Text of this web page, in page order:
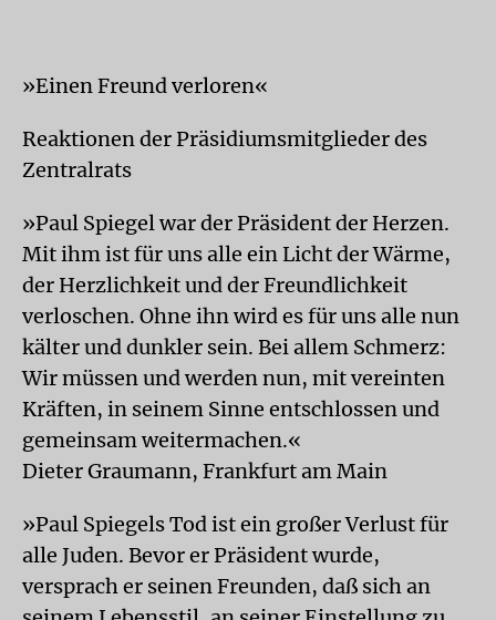
»Einen Freund verloren«
Reaktionen der Präsidiumsmitglieder des
Zentralrats
»Paul Spiegel war der Präsident der Herzen.
Mit ihm ist für uns alle ein Licht der Wärme,
der Herzlichkeit und der Freundlichkeit
verloschen. Ohne ihn wird es für uns alle nun
kälter und dunkler sein. Bei allem Schmerz:
Wir müssen und werden nun, mit vereinten
Kräften, in seinem Sinne entschlossen und
gemeinsam weitermachen.«
Dieter Graumann, Frankfurt am Main
»Paul Spiegels Tod ist ein großer Verlust für
alle Juden. Bevor er Präsident wurde,
versprach er seinen Freunden, daß sich an